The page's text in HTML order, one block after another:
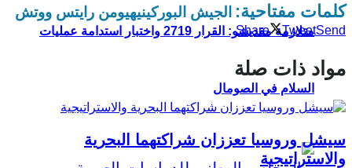
متلازمة مقديشو: القرار 2719 واختبار استدامة عمليات
السلام في الصومال
كلمات مفتاحية: الجيش البوركينيهيومن رايتس ووتش
Share TweetSend
مواد ذات صلة
سيشل وروسيا تعززان شراكتهما البحرية
والاستراتيجية